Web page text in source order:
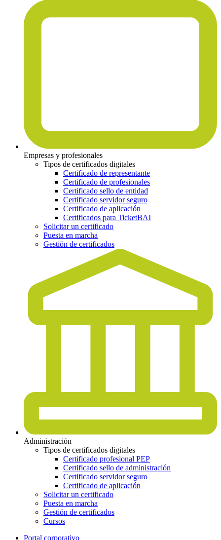
Empresas y profesionales
Tipos de certificados digitales
Certificado de representante
Certificado de profesionales
Certificado sello de entidad
Certificado servidor seguro
Certificado de aplicación
Certificados para TicketBAI
Solicitar un certificado
Puesta en marcha
Gestión de certificados
Administración
Tipos de certificados digitales
Certificado profesional PEP
Certificado sello de administración
Certificado servidor seguro
Certificado de aplicación
Solicitar un certificado
Puesta en marcha
Gestión de certificados
Cursos
Portal corporativo